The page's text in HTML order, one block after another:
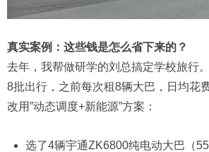
真实案例：这些钱是怎么省下来的？
去年，我帮做研学的刘总搞定学校旅行
8批出行，之前每次租8辆大巴，日均花
改用”动态调度+新能源”方案：
选了4辆宇通ZK6800纯电动大巴（